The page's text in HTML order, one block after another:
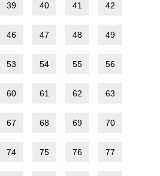
39 40 41 42
46 47 48 49
53 54 55 56
60 61 62 63
67 68 69 70
74 75 76 77